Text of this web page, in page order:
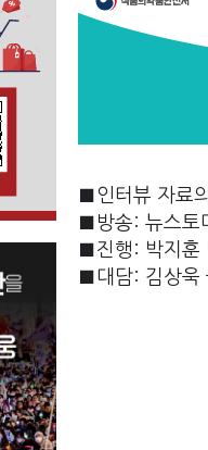
■인터뷰 자료
■방송: 뉴스토
■진행: 박지훈
■대담: 김상욱